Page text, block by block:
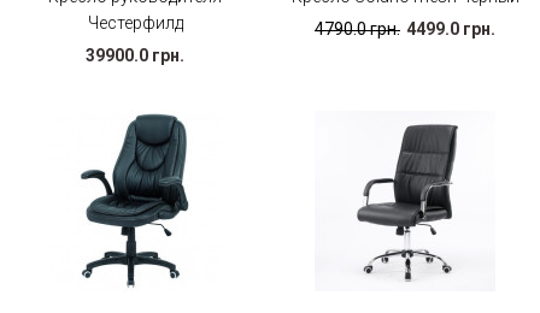
Честерфилд
39900.0 грн.
4790.0 грн. 4499.0 грн.